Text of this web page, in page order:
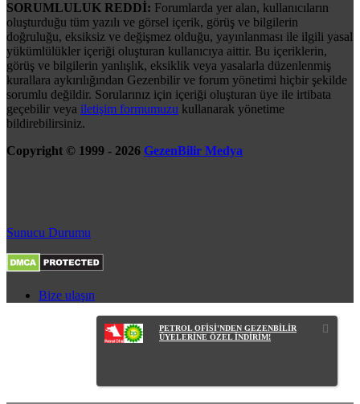
SORUMLULUK REDDİ: Forumlarda yer alan, kullanıcıların
oluşturduğu tüm yazılı ve görsel içerik, görüş ve bilgilerin
doğruluğu, eksiksiz ve değişmez olduğu, yayınlanması ile ilgili yasal
yükümlülükler içeriği oluşturan kullanıcıya aittir. Bu içeriklerin,
görüş ve bilgilerin yanlışlık, eksiklik veya yasalarla düzenlenmiş
kurallara aykırılığından Gezenbilir ve forum yönetimi hiçbir şekilde
sorumlu değildir. Sorularınız için içeriği oluşturan üye ile irtibata
geçebilir veya iletişim formumuzu kullanarak yönetime
bildirebilirsiniz.
Copyright © 1999 - 2026 GezenBilir Medya
Sunucu Durumu
Bize ulaşın
PETROL OFİSİ'NDEN GEZENBİLİR
ÜYELERİNE ÖZEL İNDİRİM!